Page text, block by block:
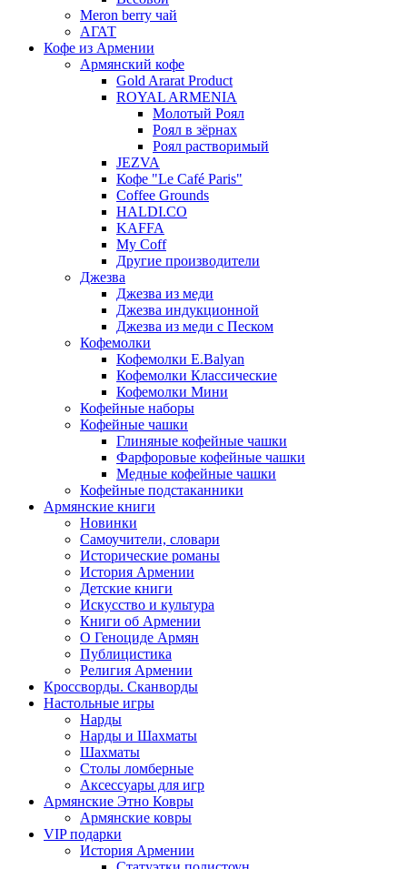
Meron berry чай
АГАТ
Кофе из Армении
Армянский кофе
Gold Ararat Product
ROYAL ARMENIA
Молотый Роял
Роял в зёрнах
Роял растворимый
JEZVA
Кофе "Le Café Paris"
Coffee Grounds
HALDI.CO
KAFFA
My Coff
Другие производители
Джезва
Джезва из меди
Джезва индукционной
Джезва из меди с Песком
Кофемолки
Кофемолки E.Balyan
Кофемолки Классические
Кофемолки Мини
Кофейные наборы
Кофейные чашки
Глиняные кофейные чашки
Фарфоровые кофейные чашки
Медные кофейные чашки
Кофейные подстаканники
Армянские книги
Новинки
Самоучители, словари
Исторические романы
История Армении
Детские книги
Иcкусство и культура
Книги об Армении
О Геноциде Армян
Публицистика
Религия Армении
Кроссворды. Сканворды
Настольные игры
Нарды
Нарды и Шахматы
Шахматы
Столы ломберные
Аксессуары для игр
Армянские Этно Ковры
Армянские ковры
VIP подарки
История Армении